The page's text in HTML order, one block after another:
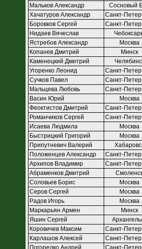
Мальков Александр
Сосновый
Хачатуров Александр
Санкт-
Боровков Сергей
Санкт-
Нидаев Вячеслав
Ястребов Александр
Москва
Копанев Дмитрий
Минск
Каменецкий Дмитрий
Угоренко Леонид
Санкт-
Сучков Павел
Санкт-
Мальцева Любовь
Санкт-
Васин Юрий
Москва
Феоктистов Дмитрий
Санкт-
Романчиков Сергей
Санкт-
Исаева Людмила
Москва
Быстрицкий Григорий
Москва
Припутневич Валерий
Положенцев Александр
Санкт-
Архипов Владимир
Санкт-
Абраменков Дмитрий
Соловьев Борис
Москва
Серов Сергей
Москва
Радов Игорь
Москва
Маркарьян Армен
Минск
Яшин Сергей
Коровичев Максим
Санкт-
Карлашов Алексей
Санкт-
Погорелко Андрей
Санкт-